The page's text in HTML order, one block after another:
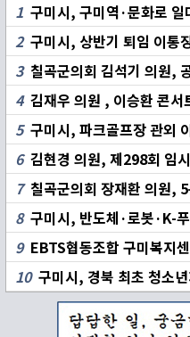
1 구미시, 구미역·문화로 일
2구미시, 상반기 퇴임 이통
3칠곡군의회 김석기 의원, 공정
4김재우 의원 , 이승환 콘서트 대관
5구미시, 파크골프장 관외
6김현경 의원, 제298회 임시
7칠곡군의회 장재환 의원, 5
8구미시, 반도체·로봇·K-
9EBTS협동조합 구미복지
10구미시, 경북 최초 청소년